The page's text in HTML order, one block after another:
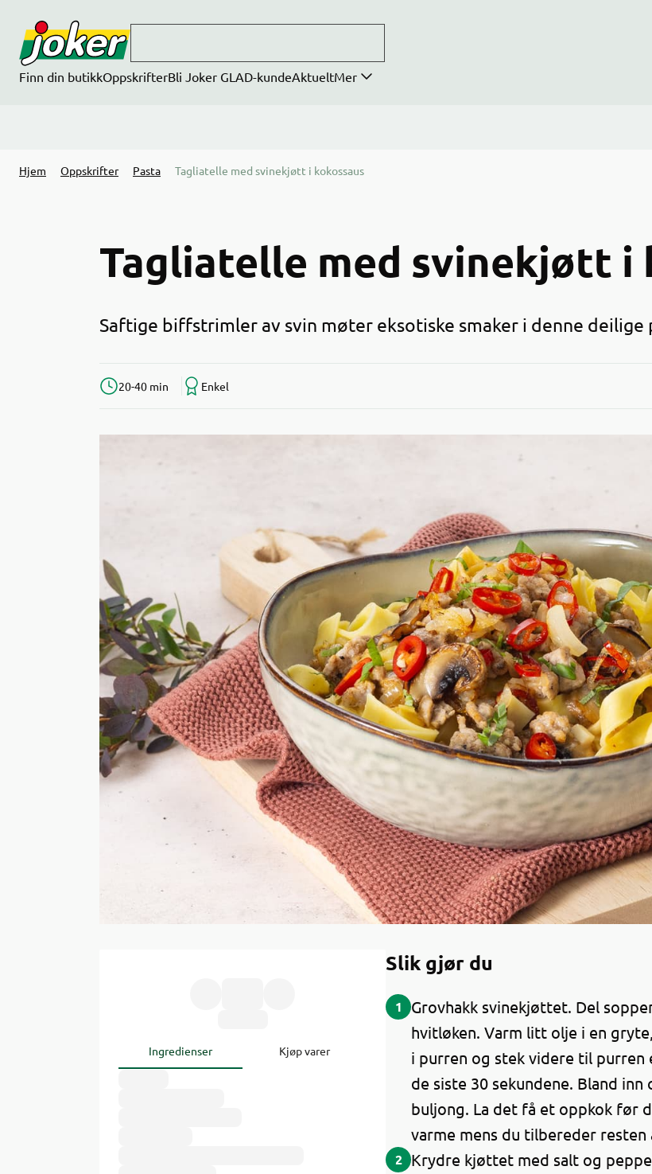
Finn din butikkOppskrifterBli Joker GLAD-kundeAktueltMer
Hjem Oppskrifter Pasta Tagliatelle med svinekjøtt i kokossaus
Tagliatelle med svinekjøtt i
Saftige biffstrimler av svin møter eksotiske smaker i denne deilige
20-40 min Enkel
Ingredienser Kjøp varer
Slik gjør du
1
Grovhakk svinekjøttet. Del
hvitløken. Varm litt olje i en
i purren og stek videre til purren
de siste 30 sekundene. Bland
buljong. La det få et oppkok før
varme mens du tilbereder resten
2 Krydre kjøttet med salt og